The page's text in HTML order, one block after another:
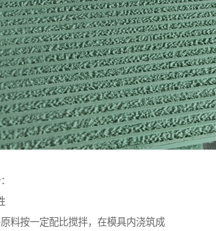
料按一定配比搅拌，在模具内浇筑成